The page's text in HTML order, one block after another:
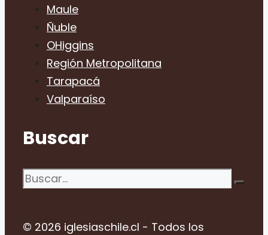
Maule
Ñuble
OHiggins
Región Metropolitana
Tarapacá
Valparaíso
Buscar
Buscar:
© 2026 iglesiaschile.cl - Todos los